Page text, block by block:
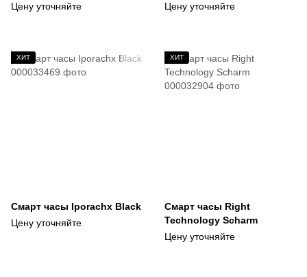
Цену уточняйте
Цену уточняйте
ХИТ
Смарт часы Iporachx Black
Цену уточняйте
ХИТ
Смарт часы Right
Technology Scharm
Цену уточняйте